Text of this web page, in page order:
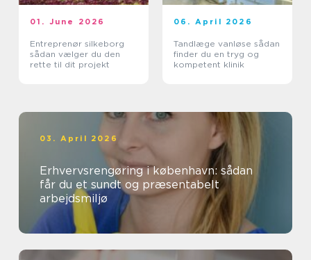
01. June 2026
Entreprenør silkeborg
sådan vælger du den
rette til dit projekt
06. April 2026
Tandlæge vanløse sådan
finder du en tryg og
kompetent klinik
03. April 2026
Erhvervsrengøring i københavn: sådan
får du et sundt og præsentabelt
arbejdsmiljø